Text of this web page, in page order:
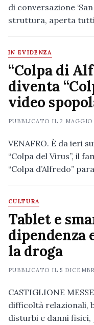
di conversazione
struttura, aperta
IN EVIDENZA
“Colpa di
diventa
video
PUBBLICATO IL2 MAGGIO
VENAFRO. È da ieri
“Colpa del Virus”, il
“Colpa d’Alfredo”
CULTURA
Tablet e
dipendenza
la droga
PUBBLICATO IL5
CASTIGLIONE
difficoltà relazionali,
disturbi e danni fisici,